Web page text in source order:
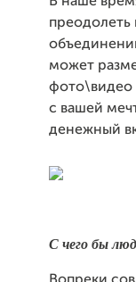
преодолеть
может
фото\видео
с вашей
денежный
С чего бы